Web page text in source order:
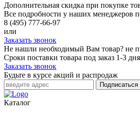
Дополнительная скидка при покупке
Все подробности у наших менеджеров
8 (495) 777-66-97
или
Заказать звонок
Не нашли необходимый Вам товар? не
Сроки поставки товара под заказ 1-3
Заказать звонок
Будьте в курсе акций и распродаж
Подписаться
Каталог